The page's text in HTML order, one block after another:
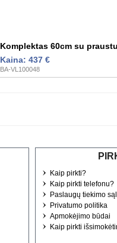
Komplektas 60cm su
Kaina: 437 €
BA-VL100048
Kaip pirkti?
Kaip pirkti telefonu?
Paslaugų tiekimo
Privatumo politika
Apmokėjimo būdai
Kaip pirkti